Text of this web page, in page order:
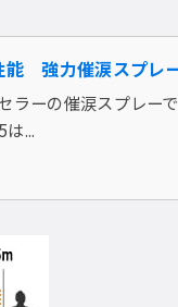
能 強力催涙スプレ
ラーの催涙スプレー
...